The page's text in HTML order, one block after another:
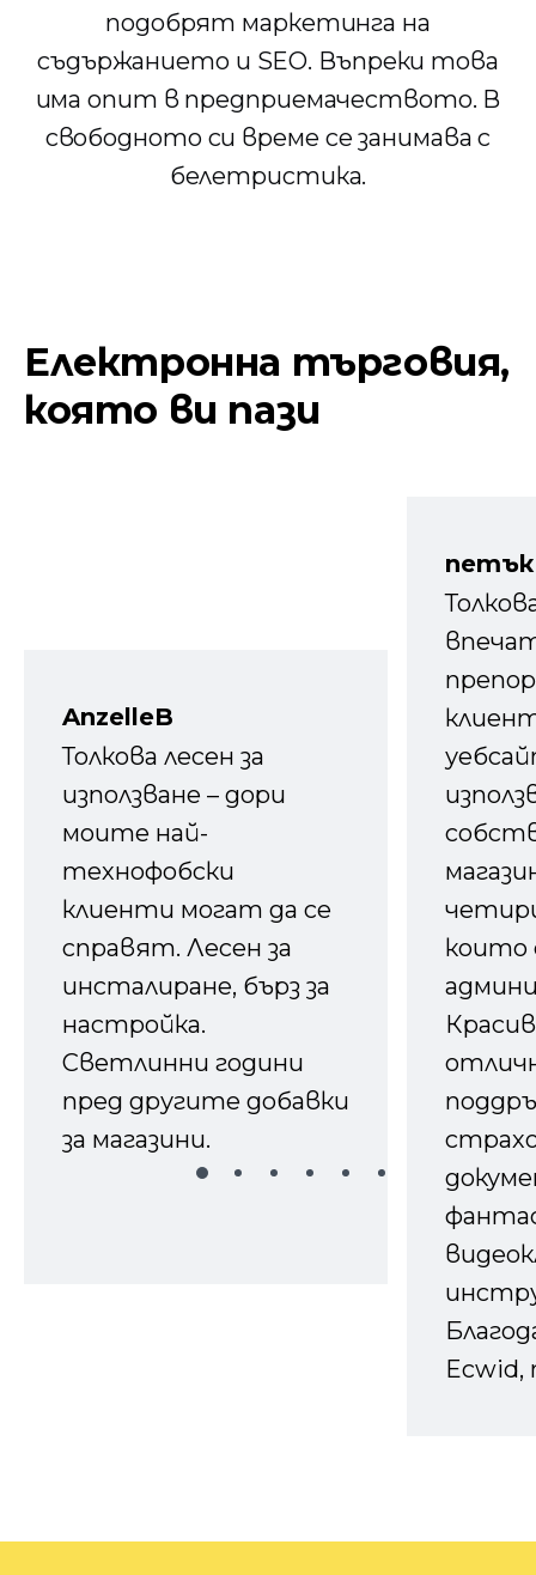
подобрят маркетинга на
съдържанието и SEO. Въпреки това
има опит в предприемачеството. В
свободното си време се занимава с
белетристика.
Електронна търговия,
която ви пази
AnzelleB
Толкова лесен за
използване – дори
моите най-
технофобски
клиенти могат да се
справят. Лесен за
инсталиране, бърз за
настройка.
Светлинни години
пред другите добавки
за магазини.
които
Ecwid,